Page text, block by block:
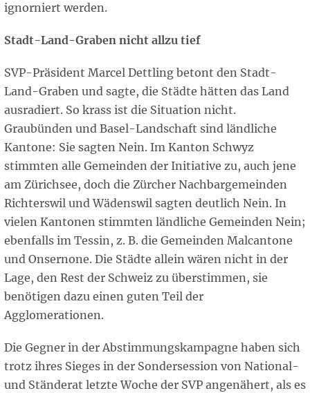
ignorniert werden.
Stadt-Land-Graben nicht allzu tief
SVP-Präsident Marcel Dettling betont den Stadt-
Land-Graben und sagte, die Städte hätten das Land
ausradiert. So krass ist die Situation nicht.
Graubünden und Basel-Landschaft sind ländliche
Kantone: Sie sagten Nein. Im Kanton Schwyz
stimmten alle Gemeinden der Initiative zu, auch jene
am Zürichsee, doch die Zürcher Nachbargemeinden
Richterswil und Wädenswil sagten deutlich Nein. In
vielen Kantonen stimmten ländliche Gemeinden Nein;
ebenfalls im Tessin, z. B. die Gemeinden Malcantone
und Onsernone. Die Städte allein wären nicht in der
Lage, den Rest der Schweiz zu überstimmen, sie
benötigen dazu einen guten Teil der
Agglomerationen.
Die Gegner in der Abstimmungskampagne haben sich
trotz ihres Sieges in der Sondersession von National-
und Ständerat letzte Woche der SVP angenähert, als es